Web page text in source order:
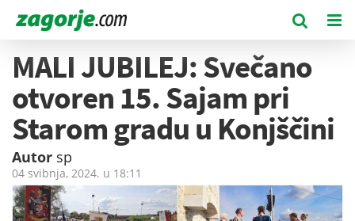
MALI JUBILEJ: Svečano
otvoren 15. Sajam pri
Starom gradu u Konjščini
Autor sp
04 svibnja, 2024. u 18:11